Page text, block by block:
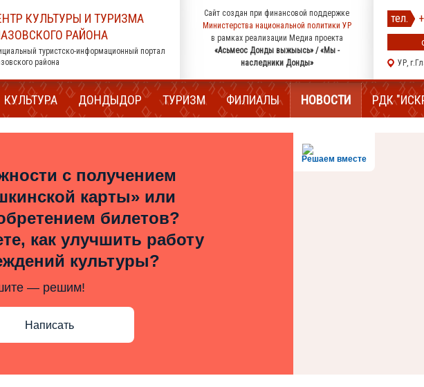
КУЛЬТУРЫ И ТУРИЗМА
РАЙОНА
туристско-информационный портал
района
Сайт создан при финансовой поддержке
Министерства национальной политики УР
в рамках реализации Медиа проекта
«Асьмеос Донды выжыысь» / «Мы -
наследники Донды»
тел.
УР,
КУЛЬТУРА ДОНДЫДОР ТУРИЗМ ФИЛИАЛЫ НОВОСТИ РДК
Решаем вместе
с получением
карты» или
билетов?
как улучшить работу
культуры?
— решим!
Написать